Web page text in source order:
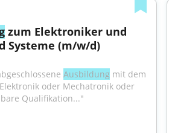
zum Elektroniker und
Systeme (m/w/d)
Ausbildung mit dem
oder Mechatronik oder
Qualifikation..."